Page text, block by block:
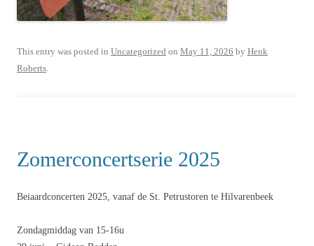
This entry was posted in Uncategorized on May 11, 2026 by Henk
Roberts
Zomerconcertserie 2025
Beiaardconcerten 2025, vanaf de St. Petrustoren te Hilvarenbeek
Zondagmiddag van 15-16u